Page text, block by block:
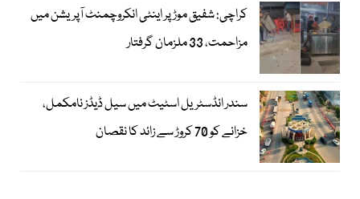
کراچی: شفیق موڑ پر اینٹی انکروچمنٹ آپریشن میں
مزاحمت، 33 ملزمان گرفتار
سندر انڈسٹریل اسٹیٹ میں سیل ڈیڈز نامکمل،
خزانے کو 70 کروڑ سے زائد کا نقصان